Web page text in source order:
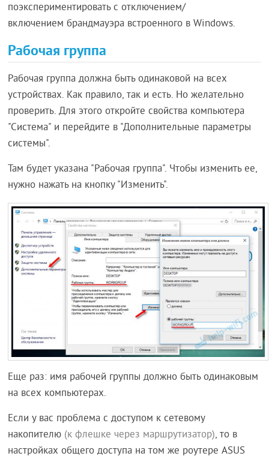
поэкспериментировать с отключением/
включением брандмауэра встроенного в Windows.
Рабочая группа
Рабочая группа должна быть одинаковой на всех
устройствах. Как правило, так и есть. Но желательно
проверить. Для этого откройте свойства компьютера
"Система" и перейдите в "Дополнительные параметры
системы".
Там будет указана "Рабочая группа". Чтобы изменить ее,
нужно нажать на кнопку "Изменить".
Еще раз: имя рабочей группы должно быть одинаковым
на всех компьютерах.
Если у вас проблема с доступом к сетевому
накопителю (к флешке через маршрутизатор), то в
настройках общего доступа на том же роутере ASUS